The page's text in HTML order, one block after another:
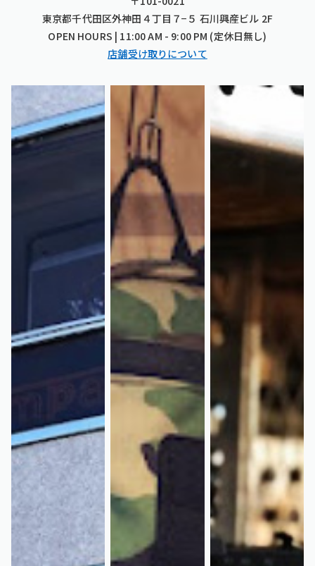
東京都千代田区外神田４丁目７−５ 石川興産ビル 2F
OPEN HOURS | 11:00 AM - 9:00 PM (定休日無し)
店舗受け取りについて